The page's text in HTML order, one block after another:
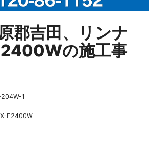
郡吉田、リンナ
の施工事
1
E2400W